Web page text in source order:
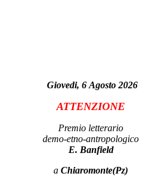
Giovedi, 6 Agosto 2026
ATTENZIONE
Premio letterario
demo-etno-antropologico
E. Banfield
a Chiaromonte(Pz)